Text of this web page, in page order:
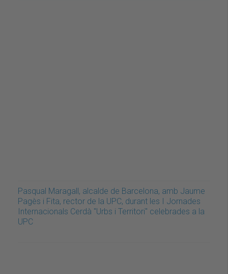
Pasqual Maragall, alcalde de Barcelona, amb Jaume
Pagès i Fita, rector de la UPC, durant les I Jornades
Internacionals Cerdà "Urbs i Territori" celebrades a la
UPC